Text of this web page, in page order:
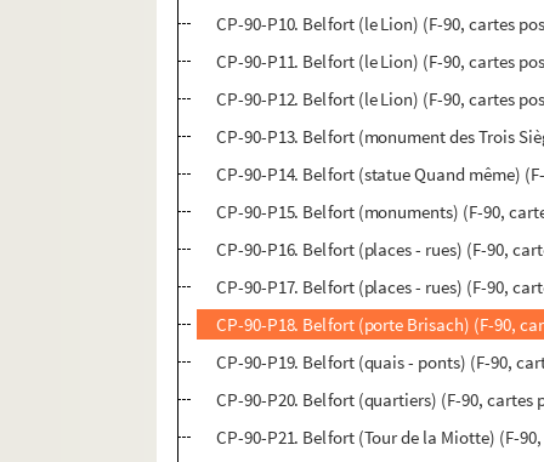
CP-90-P10. Belfort (le Lion) (F-90, cartes
CP-90-P11. Belfort (le Lion) (F-90, cartes
CP-90-P12. Belfort (le Lion) (F-90, cartes
CP-90-P13. Belfort (monument des Trois
CP-90-P14. Belfort (statue Quand même)
CP-90-P15. Belfort (monuments) (F-90,
CP-90-P16. Belfort (places - rues) (F-90,
CP-90-P17. Belfort (places - rues) (F-90,
CP-90-P18. Belfort (porte Brisach) (F-90,
CP-90-P19. Belfort (quais - ponts) (F-90,
CP-90-P20. Belfort (quartiers) (F-90, cartes
CP-90-P21. Belfort (Tour de la Miotte) (F-